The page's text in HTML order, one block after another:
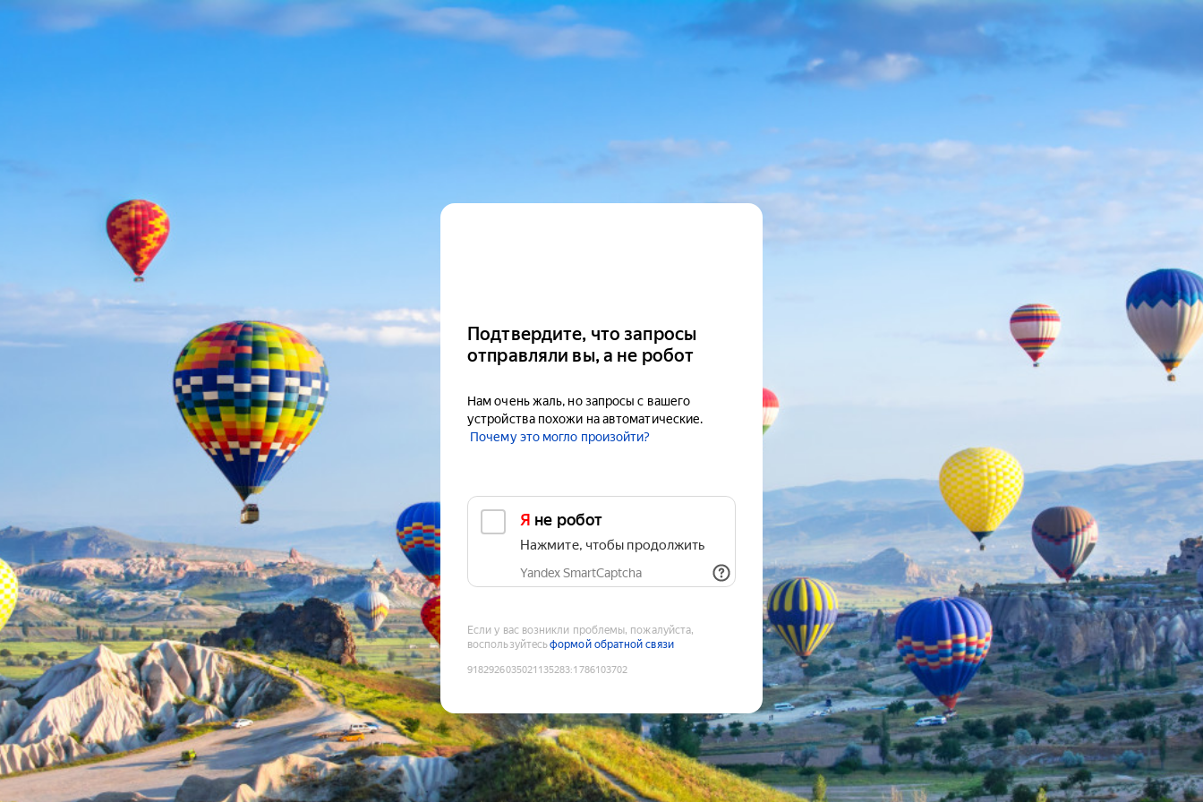
Подтвердите, что запросы
отправляли вы, а не робот
Нам очень жаль, но запросы с вашего
устройства похожи на автоматические.
Почему это могло произойти?
Я не робот
Нажмите, чтобы продолжить
Yandex SmartCaptcha
Если у вас возникли проблемы, пожалуйста,
воспользуйтесьформой обратной связи
9182926035021135283:1786103702